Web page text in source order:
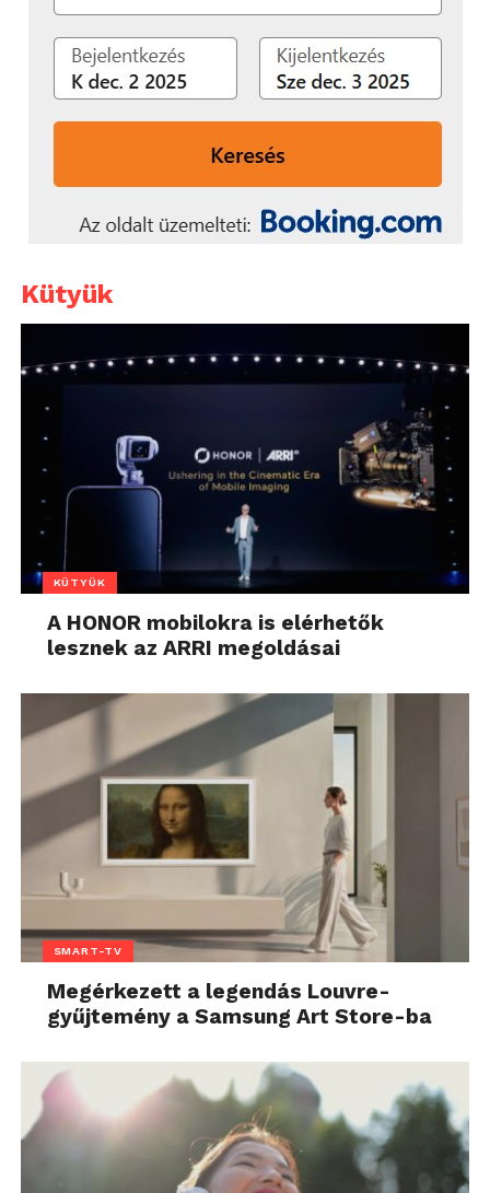
Kütyük
KÜTYÜK
A HONOR mobilokra is elérhetők
lesznek az ARRI megoldásai
SMART-TV
Megérkezett a legendás Louvre-
gyűjtemény a Samsung Art Store-ba